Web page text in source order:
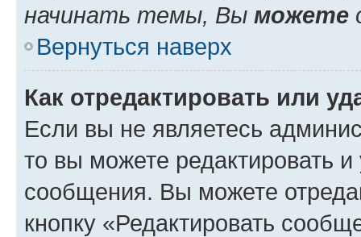
начинать темы, Вы можете
Вернуться наверх
Как отредактировать или
Если вы не являетесь
то вы можете редактировать
сообщения. Вы можете
кнопку «Редактировать